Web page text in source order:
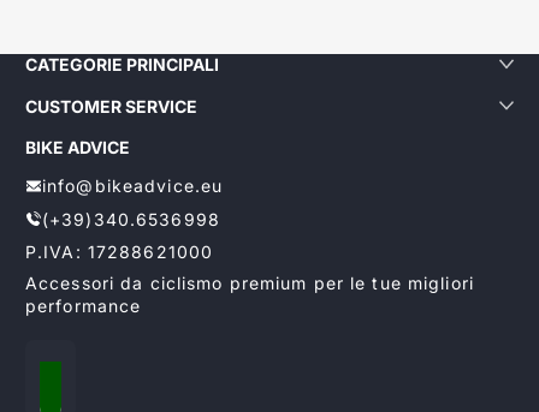
CATEGORIE PRINCIPALI
CUSTOMER SERVICE
BIKE ADVICE
info@bikeadvice.eu
(+39)340.6536998
P.IVA: 17288621000
Accessori da ciclismo premium per le tue migliori
performance